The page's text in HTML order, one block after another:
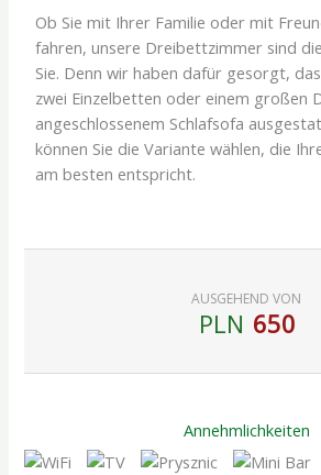
Ob Sie mit Ihrer Familie oder mit
fahren, unsere Dreibettzimmer sind
Sie. Denn wir haben dafür gesorgt,
zwei Einzelbetten oder einem großen
angeschlossenem Schlafsofa
können Sie die Variante wählen, die
am besten entspricht.
AUSGEHEND VON
PLN 650
Annehmlichkeiten